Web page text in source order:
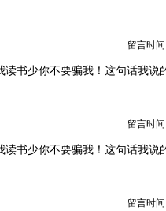
留言时间
读书少你不要骗我！这句话我说
留言时间
读书少你不要骗我！这句话我说
留言时间